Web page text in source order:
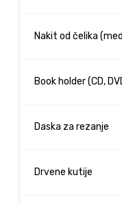
Nakit od čelika
Book holder (CD,
Daska za rezanje
Drvene kutije